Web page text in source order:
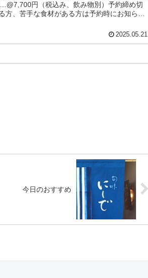
円（税込み、飲み物別）予約締め切
、苦手な食材がある方は予約時にお知らせ
2025.05.21
今日のおすすめ